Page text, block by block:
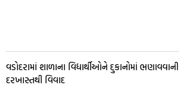
વડોદરામાં શાળાના વિદ્યાર્થીઓને દુકાનોમાં ભણાવવાની
દરખાસ્તથી વિવાદ